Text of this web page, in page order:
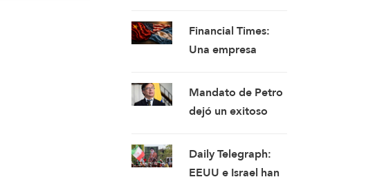
con Rusia
ascienden a 2,5
millones: Rusia
Financial Times:
Una empresa
acusa a
Washington de
interferir en un
China
Mandato de Petro
dejó un exitoso
políticas sociales
Daily Telegraph:
EEUU e Israel han